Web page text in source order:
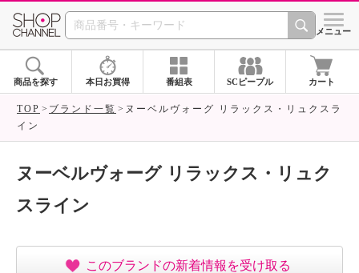
SHOP CHANNEL ショッ
メニュー
商品を探す 本日お買得 番組表 SCピープル カート
TOP ブランド一覧
ヌーベルヴォーグ リラックス・リュクスラ
イン
ヌーベルヴォーグ リラックス・リュク
スライン
このブランドの新着情報を受け取る